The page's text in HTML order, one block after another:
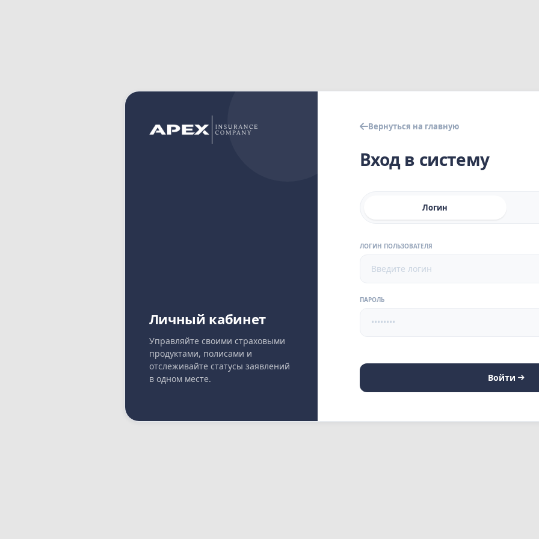
Личный кабинет
Управляйте своими страховыми
продуктами, полисами и
отслеживайте статусы заявлений
в одном месте.
Вернуться на главную
Вход в систему
Логин
ЛОГИН ПОЛЬЗОВАТЕЛЯ
ПАРОЛЬ
Войти